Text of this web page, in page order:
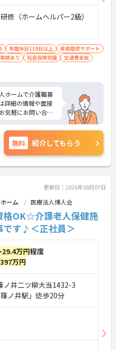
修（ホームヘルパー2級）
年間休日110日以上
資格取得サポート
績あり 社会保険完備
交通費支給
ホームで介護職募
詳細の情報や面接
気軽にお問い合わ
無料 紹介してもらう
更新日：2026年08月07日
ーム 医療法人博人会
格OK☆介護老人保健施
です♪＜正社員＞
万円程度
万円
ノ井二ツ柳大当1432-3
ノ井駅」徒歩20分